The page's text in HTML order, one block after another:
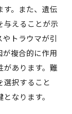
の要因
訓
るための方
率の向上
。また、遺伝
与えることが示
トラウマが引
複合的に作用
があります。難
択すること
なります。